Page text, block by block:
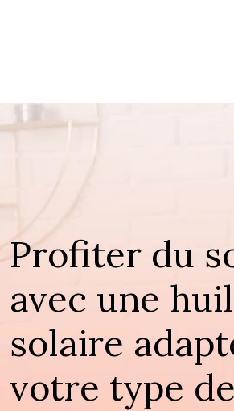
Profiter du
avec une
solaire
votre type